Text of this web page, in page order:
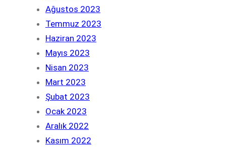
Ağustos 2023
Temmuz 2023
Haziran 2023
Mayıs 2023
Nisan 2023
Mart 2023
Şubat 2023
Ocak 2023
Aralık 2022
Kasım 2022